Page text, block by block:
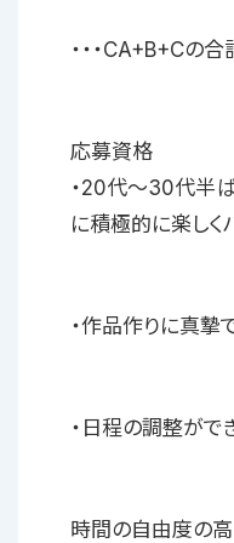
・・・CA+B+Cの
応募資格
・20代〜30代半
に積極的に楽しく
・作品作りに真摯
・日程の調整がで
時間の自由度の高